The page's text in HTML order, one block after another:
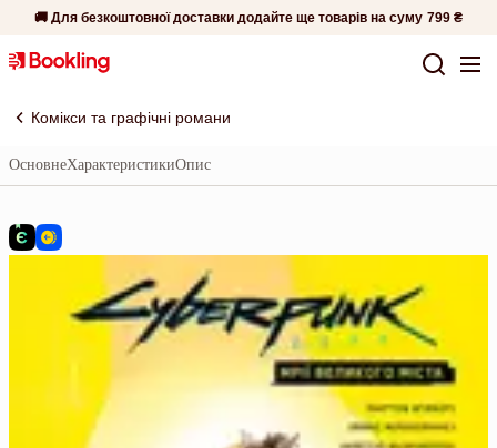
🚚 Для безкоштовної доставки додайте ще товарів на суму 799 ₴
Комікси та графічні романи
ОсновнеХарактеристикиОпис